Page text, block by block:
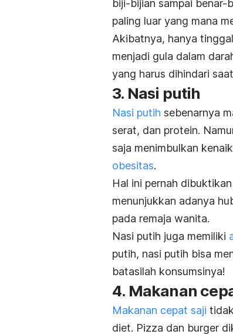
biji-bijian sampai benar-
paling luar yang mana
Akibatnya, hanya
menjadi gula dalam
yang harus dihindari
3. Nasi putih
Nasi putih sebenarnya
serat, dan protein.
saja menimbulkan
obesitas.
Hal ini pernah
menunjukkan adanya
pada remaja wanita.
Nasi putih juga memiliki
putih, nasi putih bisa
batasilah konsumsinya!
4. Makanan
Makanan cepat saji
diet. Pizza dan burger